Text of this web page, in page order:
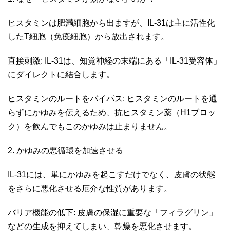
ヒスタミンは肥満細胞から出ますが、IL-31は主に活性化
したT細胞（免疫細胞）から放出されます。
直接刺激: IL-31は、知覚神経の末端にある「IL-31受容体」
にダイレクトに結合します。
ヒスタミンのルートをバイパス: ヒスタミンのルートを通
らずにかゆみを伝えるため、抗ヒスタミン薬（H1ブロッ
ク）を飲んでもこのかゆみは止まりません。
2. かゆみの悪循環を加速させる
IL-31には、単にかゆみを起こすだけでなく、皮膚の状態
をさらに悪化させる厄介な性質があります。
バリア機能の低下: 皮膚の保湿に重要な「フィラグリン」
などの生成を抑えてしまい、乾燥を悪化させます。